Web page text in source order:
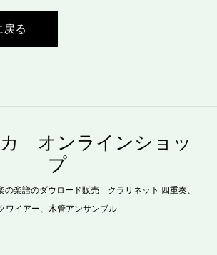
戻る
オンラインショッ
プ
の楽譜のダウロード販売 クラリネット 四重奏、
ワイアー、木管アンサンブル